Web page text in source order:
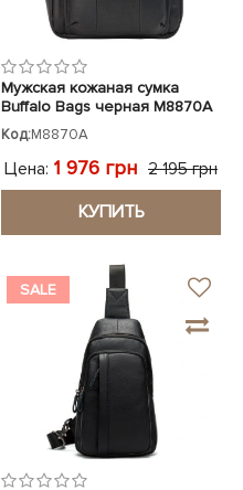
Мужская кожаная сумка
Buffalo Bags черная M8870A
Код:M8870A
Цена: 1 976 грн 2 195 грн
КУПИТЬ
SALE